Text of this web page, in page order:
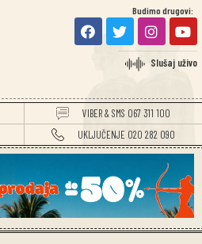
Budimo drugovi:
Slušaj uživo
VIBER & SMS 067 311 100
UKLJUČENJE 020 282 090